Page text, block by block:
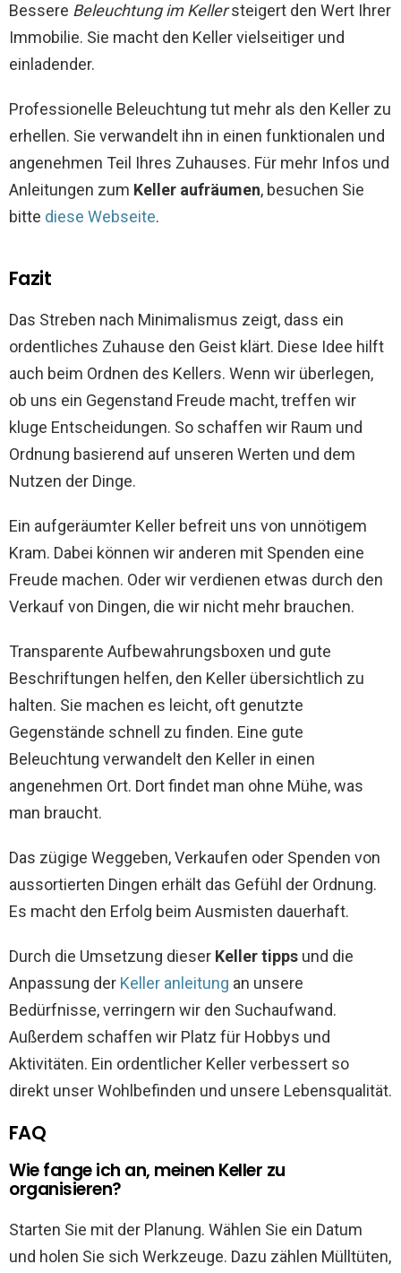
Bessere Beleuchtung im Kellersteigert den Wert Ihrer
Immobilie. Sie macht den Keller vielseitiger und
einladender.
Professionelle Beleuchtung tut mehr als den Keller zu
erhellen. Sie verwandelt ihn in einen funktionalen und
angenehmen Teil Ihres Zuhauses. Für mehr Infos und
Anleitungen zum Keller aufräumen, besuchen Sie
bitte diese Webseite.
Fazit
Das Streben nach Minimalismus zeigt, dass ein
ordentliches Zuhause den Geist klärt. Diese Idee hilft
auch beim Ordnen des Kellers. Wenn wir überlegen,
ob uns ein Gegenstand Freude macht, treffen wir
kluge Entscheidungen. So schaffen wir Raum und
Ordnung basierend auf unseren Werten und dem
Nutzen der Dinge.
Ein aufgeräumter Keller befreit uns von unnötigem
Kram. Dabei können wir anderen mit Spenden eine
Freude machen. Oder wir verdienen etwas durch den
Verkauf von Dingen, die wir nicht mehr brauchen.
Transparente Aufbewahrungsboxen und gute
Beschriftungen helfen, den Keller übersichtlich zu
halten. Sie machen es leicht, oft genutzte
Gegenstände schnell zu finden. Eine gute
Beleuchtung verwandelt den Keller in einen
angenehmen Ort. Dort findet man ohne Mühe, was
man braucht.
Das zügige Weggeben, Verkaufen oder Spenden von
aussortierten Dingen erhält das Gefühl der Ordnung.
Es macht den Erfolg beim Ausmisten dauerhaft.
Durch die Umsetzung dieser Keller tipps und die
Anpassung der Keller anleitung an unsere
Bedürfnisse, verringern wir den Suchaufwand.
Außerdem schaffen wir Platz für Hobbys und
Aktivitäten. Ein ordentlicher Keller verbessert so
direkt unser Wohlbefinden und unsere Lebensqualität.
FAQ
Wie fange ich an, meinen Keller zu
organisieren?
Starten Sie mit der Planung. Wählen Sie ein Datum
und holen Sie sich Werkzeuge. Dazu zählen Mülltüten,